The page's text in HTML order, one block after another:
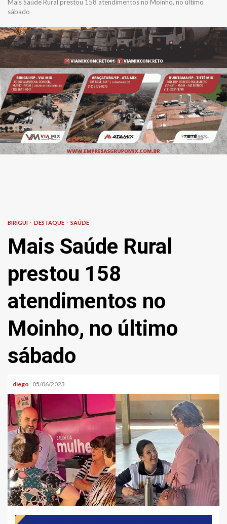
Mais Saúde Rural prestou 158 atendimentos no Moinho, no último
sábado
BIRIGUI DESTAQUE SAÚDE
Mais Saúde Rural
prestou 158
atendimentos no
Moinho, no último
sábado
diego 05/06/2023